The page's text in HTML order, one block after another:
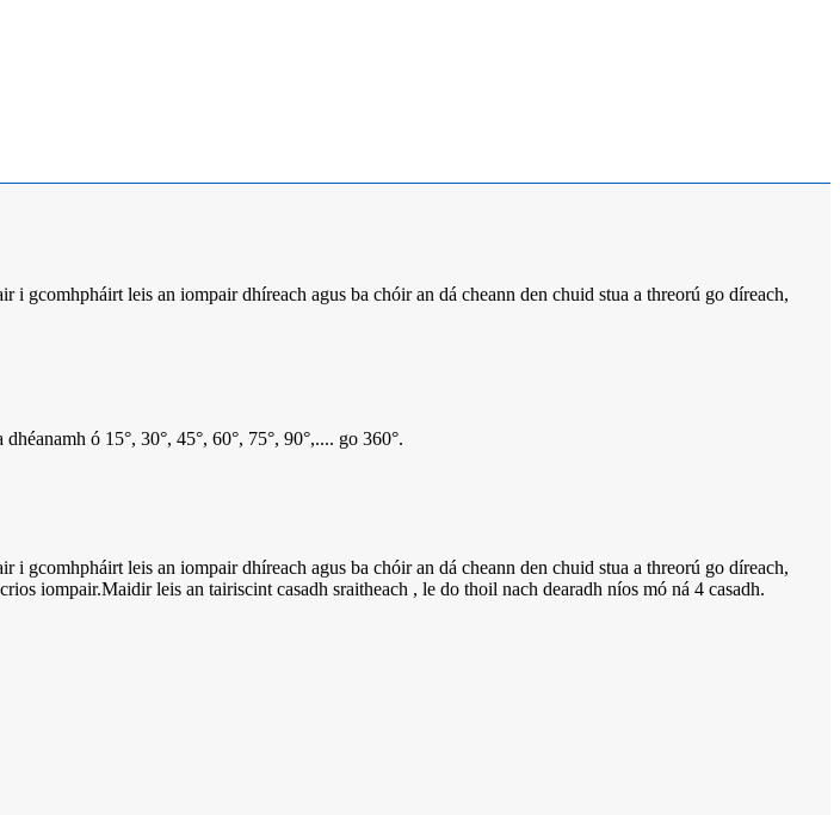
gcomhpháirt leis an iompair dhíreach agus ba chóir an dá cheann den chuid stua a threorú go díreach,
ó 15°, 30°, 45°, 60°, 75°, 90°,.... go 360°.
gcomhpháirt leis an iompair dhíreach agus ba chóir an dá cheann den chuid stua a threorú go díreach,
iompair.Maidir leis an tairiscint casadh sraitheach , le do thoil nach dearadh níos mó ná 4 casadh.